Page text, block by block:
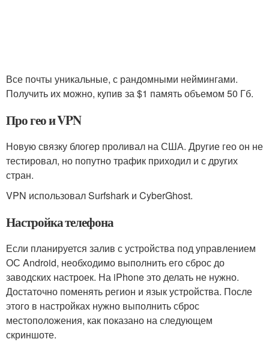
Все почты уникальные, с рандомными неймингами.
Получить их можно, купив за $1 память объемом 50 Гб.
Про гео и VPN
Новую связку блогер проливал на США. Другие гео он не
тестировал, но попутно трафик приходил и с других
стран.
VPN использовал Surfshark и CyberGhost.
Настройка телефона
Если планируется залив с устройства под управлением
ОС Android, необходимо выполнить его сброс до
заводских настроек. На iPhone это делать не нужно.
Достаточно поменять регион и язык устройства. После
этого в настройках нужно выполнить сброс
местоположения, как показано на следующем
скриншоте.